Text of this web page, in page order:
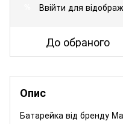
Ввійти для
До обраного
Опис
Батарейка від бренду